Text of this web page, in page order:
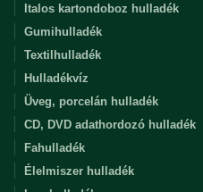
Italos kartondoboz hulladék
Gumihulladék
Textilhulladék
Hulladékvíz
Üveg, porcelán hulladék
CD, DVD adathordozó hulladék
Fahulladék
Élelmiszer hulladék